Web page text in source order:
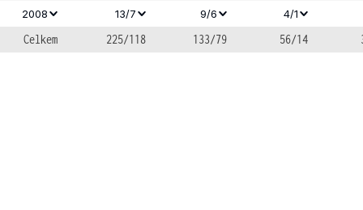
2008
13/7 9/6 4/1
Celkem 225/118 133/79 56/14